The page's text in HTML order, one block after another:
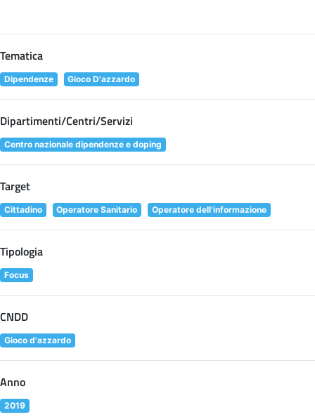
Tematica
Dipendenze Gioco D'azzardo
Dipartimenti/Centri/Servizi
Centro nazionale dipendenze e doping
Target
Cittadino Operatore Sanitario Operatore dell'informazione
Tipologia
Focus
CNDD
Gioco d'azzardo
Anno
2019